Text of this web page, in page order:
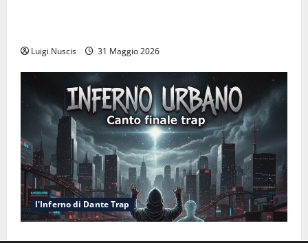
Luigi Nuscis 31 Maggio 2026
l'Inferno di Dante Trap